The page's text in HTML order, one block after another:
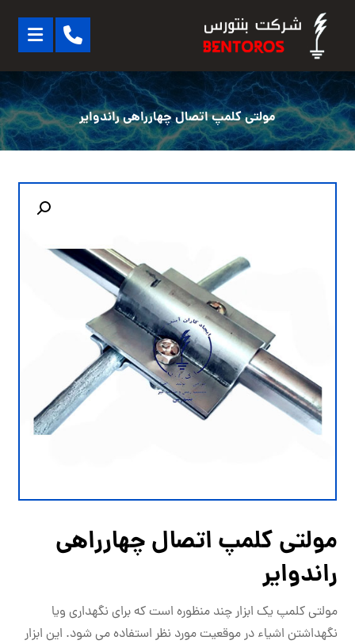
مولتی کلمپ اتصال چهارراهی راندوایر
مولتی کلمپ اتصال چهارراهی
راندوایر
مولتی کلمپ یک ابزار چند منظوره است که برای نگهداری ویا
نگهداشتن اشیاء در موقعیت مورد نظر استفاده می شود. این ابزار